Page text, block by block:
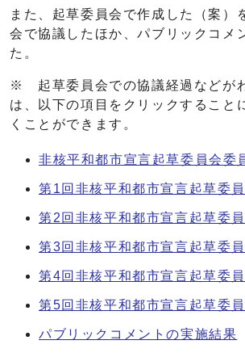
また、起草委員会で作成した（案）
会で協議したほか、パブリックコメ
た。
※ 起草委員会での協議経過などが
は、以下の項目をクリックすること
くことができます。
非核平和都市宣言起草委員会委
第1回非核平和都市宣言起草委
第2回非核平和都市宣言起草委
第3回非核平和都市宣言起草委
第4回非核平和都市宣言起草委
第5回非核平和都市宣言起草委
パブリックコメントの実施結果